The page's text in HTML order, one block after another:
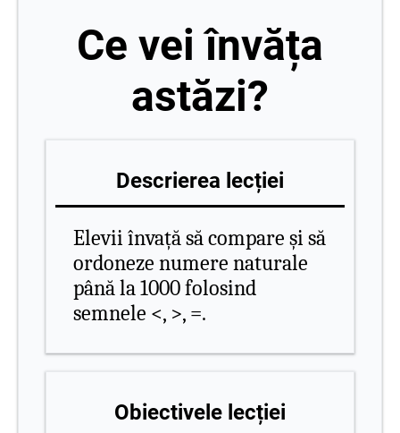
Ce vei învăța
astăzi?
Descrierea lecției
Elevii învață să compare și să
ordoneze numere naturale
până la 1000 folosind
semnele <, >, =.
Obiectivele lecției